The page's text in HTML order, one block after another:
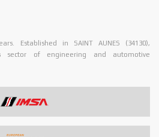
Established in SAINT AUNES (34130),
sector of engineering and automotive